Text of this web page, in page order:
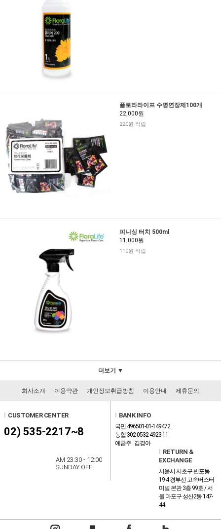
플로라라이프 수명연장제100개
22,000원
220원 적립
피니싱 터치 500ml
11,000원
110원 적립
더보기 ▼
회사소개 이용약관 개인정보취급방침 이용안내 제휴문의
CUSTOMER CENTER
02) 535-2217~8
AM 23:30 - 12:00
SUNDAY OFF
BANK INFO
국민 496501-01-149472
농협 302-0532-4923-11
예금주 : 김경아
RETURN &
EXCHANGE
서울시 서초구 반포동
19-4 경부선 고속버스터
미널 본관 3층 99호 / 서
울 마포구 성산2동 147-
44